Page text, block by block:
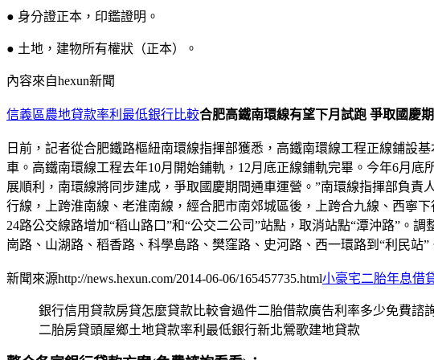
● 身分證正本，印鑑證明。
● 土地，建物所有權狀（正本）。
內容來自hexun新聞
信義區農地貸款率利最低銀行比較合肥高鐵南環線有望下月試跑 爭取國慶
日前，記者從合肥鐵路樞紐南環線指揮部獲悉，高鐵南環線工程正線鋪設
車。高鐵南環線工程去年10月開始鋪軌，12月底正線鋪軌完畢。今年6月
展順利，南環線將同步建成，爭取國慶期間通車運營。”南環線指揮部負
行線，上跨淮南線、老淮南線，經合肥市南郊城區後，上跨合九線、西寧
24路公交線路增加“稻山路口”和“公交二公司”站點，取消站點“潭沖路”。
崗路、山湖路、稻香路、科學島路、樊窪路、史河路、西一環路到“利民站”
新聞來源http://news.hexun.com/2014-06-06/165457735.html小豪宅二胎年息借
銀行信用貸款房貸怎麼貸款比較會過件二胎借款廣告利率多少免費
二胎房貸頭屋鄉土地貸款率利最低銀行新北鶯歌建地貸款